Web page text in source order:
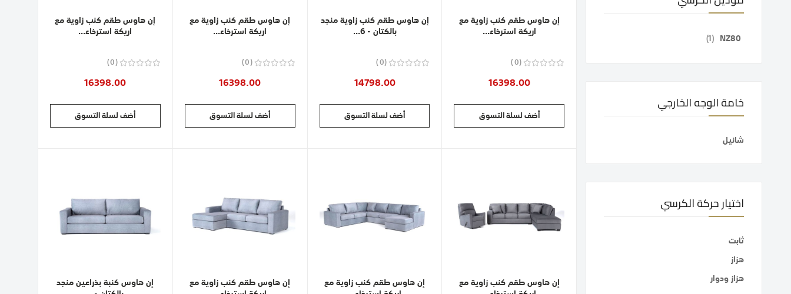
إن هاوس طقم كنب زاوية مع
اريكة استرخاء...
0
16398.00
أضف لسلة التسوق
إن هاوس طقم كنب زاوية منجد
بالكتان - 6...
0
14798.00
أضف لسلة التسوق
إن هاوس طقم كنب زاوية مع
اريكة استرخاء...
0
16398.00
أضف لسلة التسوق
إن هاوس طقم كنب زاوية مع
اريكة استرخاء...
0
16398.00
أضف لسلة التسوق
إن هاوس طقم كنب زاوية مع إن هاوس طقم كنب زاوية مع إن هاوس طقم كنب زاوية مع إن هاوس كنبة بذراعين منجد
NZ80
1
خامة الوجه الخارجي
شانيل
اختيار حركة الكرسي
ثابت
هزاز
هزاز ودوار